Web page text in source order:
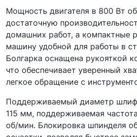
Мощность двигателя в 800 Вт
достаточную
домашних работ, а компактные
машину удобной для работы в
Болгарка оснащена рукояткой
что обеспечивает уверенный
легкое обращение с
Поддерживаемый диаметр
115 мм, поддерживаемая
об/мин. Блокировка шпинделя